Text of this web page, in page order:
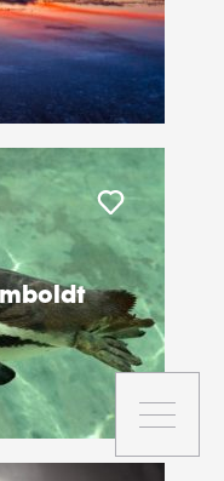
Liker